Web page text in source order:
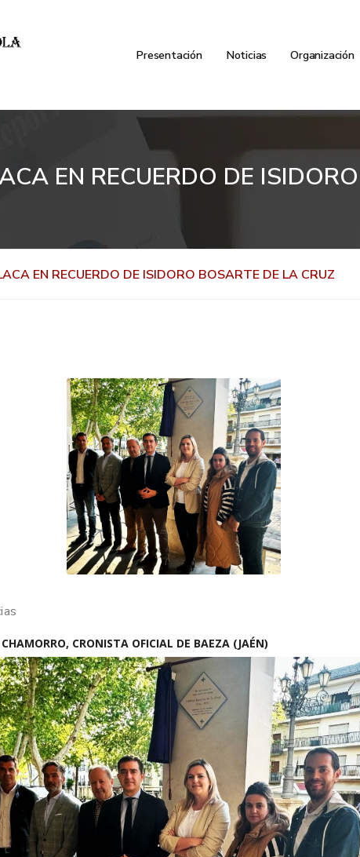
Presentación Noticias Organización
EN RECUERDO DE
EN RECUERDO DE ISIDORO BOSARTE DE LA CRUZ
CRONISTA OFICIAL DE BAEZA (JAÉN)